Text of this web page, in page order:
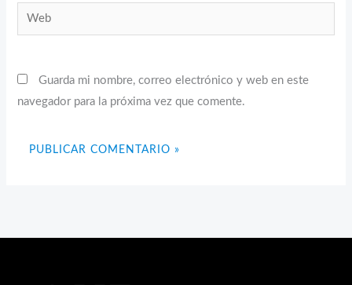
Web
Guarda mi nombre, correo electrónico y web en este
navegador para la próxima vez que comente.